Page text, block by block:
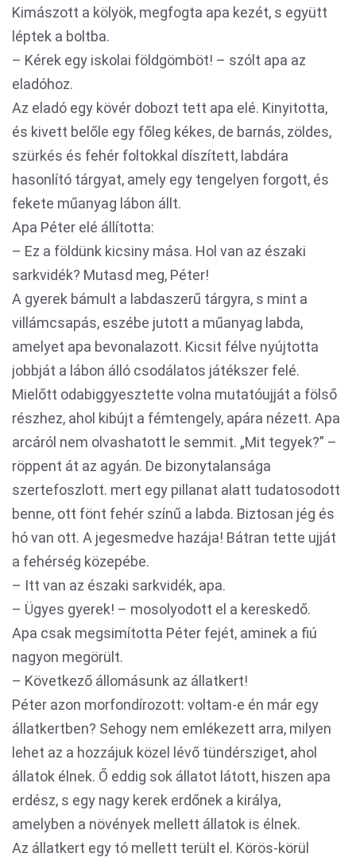
Kimászott a kölyök, megfogta apa kezét, s együtt
léptek a boltba.
– Kérek egy iskolai földgömböt! – szólt apa az
eladóhoz.
Az eladó egy kövér dobozt tett apa elé. Kinyitotta,
és kivett belőle egy főleg kékes, de barnás, zöldes,
szürkés és fehér foltokkal díszített, labdára
hasonlító tárgyat, amely egy tengelyen forgott, és
fekete műanyag lábon állt.
Apa Péter elé állította:
– Ez a földünk kicsiny mása. Hol van az északi
sarkvidék? Mutasd meg, Péter!
A gyerek bámult a labdaszerű tárgyra, s mint a
villámcsapás, eszébe jutott a műanyag labda,
amelyet apa bevonalazott. Kicsit félve nyújtotta
jobbját a lábon álló csodálatos játékszer felé.
Mielőtt odabiggyesztette volna mutatóujját a fölső
részhez, ahol kibújt a fémtengely, apára nézett. Apa
arcáról nem olvashatott le semmit. „Mit tegyek?” –
röppent át az agyán. De bizonytalansága
szertefoszlott. mert egy pillanat alatt tudatosodott
benne, ott fönt fehér színű a labda. Biztosan jég és
hó van ott. A jegesmedve hazája! Bátran tette ujját
a fehérség közepébe.
– Itt van az északi sarkvidék, apa.
– Ügyes gyerek! – mosolyodott el a kereskedő.
Apa csak megsimította Péter fejét, aminek a fiú
nagyon megörült.
– Következő állomásunk az állatkert!
Péter azon morfondírozott: voltam-e én már egy
állatkertben? Sehogy nem emlékezett arra, milyen
lehet az a hozzájuk közel lévő tündérsziget, ahol
állatok élnek. Ő eddig sok állatot látott, hiszen apa
erdész, s egy nagy kerek erdőnek a királya,
amelyben a növények mellett állatok is élnek.
Az állatkert egy tó mellett terült el. Körös-körül